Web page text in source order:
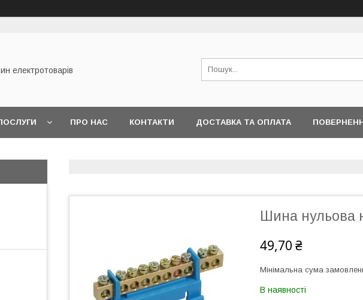
електротоварів
ПРО НАС КОНТАКТИ ДОСТАВКА ТА ОПЛАТА
Шина нульова
49,70 ₴
Мінімальна сума
В наявності